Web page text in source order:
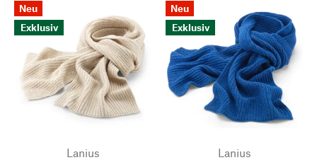
Neu
Exklusiv
Lanius
Neu
Exklusiv
Lanius